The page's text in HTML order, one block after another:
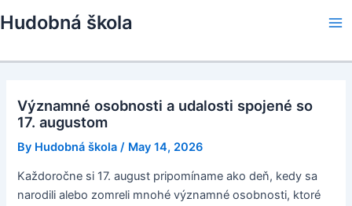
to
Hudobná škola
Významné osobnosti a udalosti spojené so
17. augustom
By Hudobná škola / May 14, 2026
Každoročne si 17. august pripomíname ako deň, kedy sa
narodili alebo zomreli mnohé významné osobnosti, ktoré